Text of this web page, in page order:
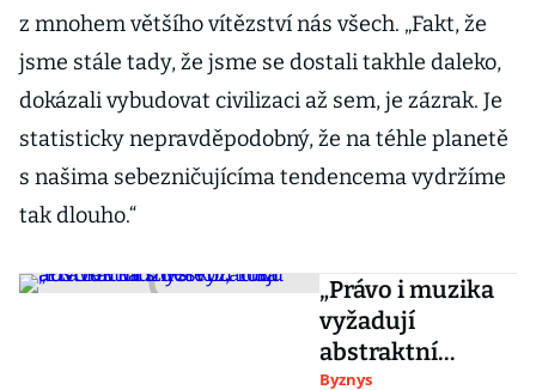
z mnohem většího vítězství nás všech. „Fakt, že
jsme stále tady, že jsme se dostali takhle daleko,
dokázali vybudovat civilizaci až sem, je zázrak. Je
statisticky nepravděpodobný, že na téhle planetě
s našima sebezničujícíma tendencema vydržíme
tak dlouho.“
„Právo i muzika
vyžadují
abstraktní
myšlení,“ říká
Byznys